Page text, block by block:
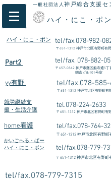
一般社団法人神戸総合支援セ
ハイ・にこ・ポン
ハイ・にこ・ポン tel/fax.078-982-
〒 651-1312 神戸市北区有野町有
Part2 tel/fax. 078-882-
〒 657-0842 神戸市灘区船寺通5丁
朝倉ビル101号室
yy有野 tel/fax.078-585-
〒 651-1312 神戸市北区有野町有
就労継続支
援・生活介護
home看護
tel.078-224-2633
〒 651-1312 神戸市北区有野町有
tel/fax.078-764-
〒 651-1312 神戸市北区有野町
かいごへる・ぱー
ハイ・にこ・ポン
tel/fax.078-779-
〒 651-1312 神戸市北区有野町
tel/fax.078-779-7315